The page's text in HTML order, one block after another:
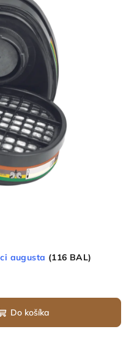
augusta (116 BAL)
Do košíka